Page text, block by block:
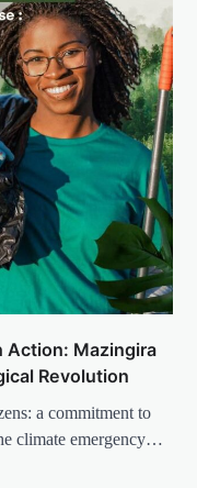
Action: Mazingira
Revolution
a commitment to
climate emergency…